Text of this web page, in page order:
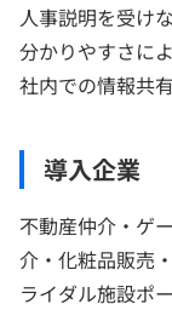
人事説明を受け
分かりやすさに
社内での情報共
導入企業
不動産仲介・ゲ
介・化粧品販売
ライダル施設ポ